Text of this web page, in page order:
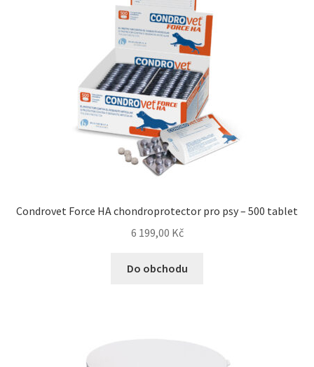
Purizon pro psy — Vysoký obsah masa, bez obilovin
Royal Canin pro psy
Veterinární dieta pro psy
Vodítka a obojky
Condrovet Force HA chondroprotector pro psy – 500 tablet
6 199,00 Kč
Do obchodu